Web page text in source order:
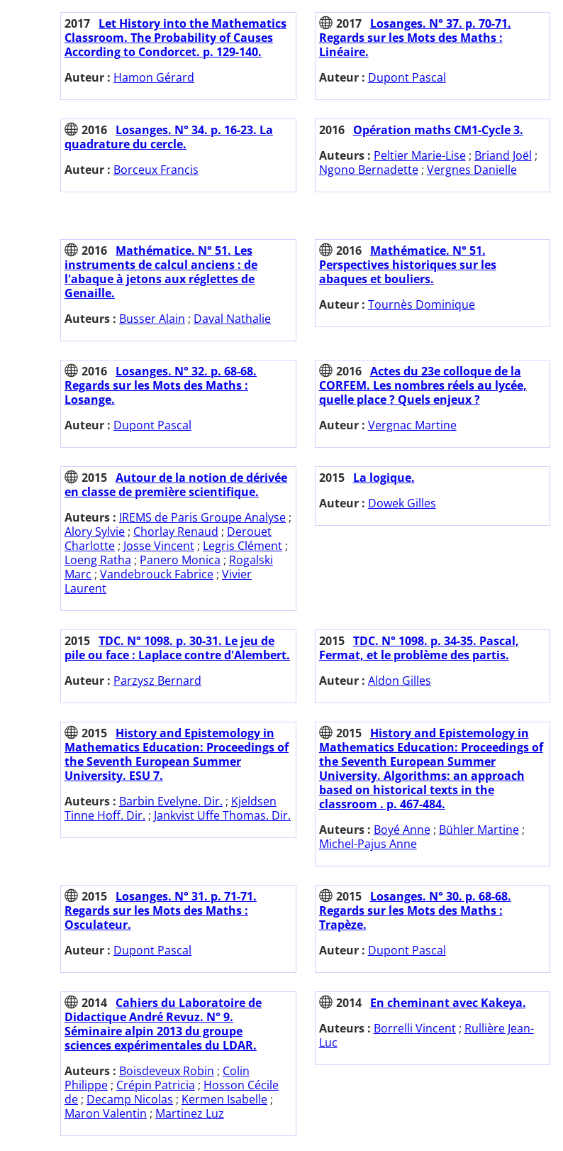
2017 Let History into the Mathematics
Classroom. The Probability of Causes
According to Condorcet. p. 129-140.
Auteur : Hamon Gérard
2017
Losanges. N° 37. p. 70-71.
Regards sur les Mots des Maths :
Linéaire.
Auteur : Dupont Pascal
2016 Losanges. N° 34. p. 16-23. La
quadrature du cercle.
Auteur : Borceux Francis
2016
Opération maths CM1-Cycle 3.
Auteurs : Peltier Marie-Lise; Briand Joël ;
Ngono Bernadette; Vergnes Danielle
2016 Mathématice. N° 51. Les
instruments de calcul anciens : de
l'abaque à jetons aux réglettes de
Genaille.
Auteurs : Busser Alain ; Daval Nathalie
2016
Mathématice. N° 51.
Perspectives historiques sur les
abaques et bouliers.
Auteur : Tournès Dominique
2016 Losanges. N° 32. p. 68-68.
Regards sur les Mots des Maths :
Losange.
Auteur : Dupont Pascal
2016 Actes du 23e colloque de la
CORFEM. Les nombres réels au lycée,
quelle place ? Quels enjeux ?
Auteur : Vergnac Martine
2015 Autour de la notion de dérivée
en classe de première scientifique.
Auteurs : IREMS de Paris Groupe Analyse ;
Alory Sylvie ; Chorlay Renaud ; Derouet
Charlotte ; Josse Vincent ; Legris Clément ;
Loeng Ratha ; Panero Monica ; Rogalski
Marc ; Vandebrouck Fabrice ; Vivier
Laurent
2015
La logique.
Auteur : Dowek Gilles
2015 TDC. N° 1098. p. 30-31. Le jeu de
pile ou face : Laplace contre d'Alembert.
Auteur : Parzysz Bernard
2015 TDC. N° 1098. p. 34-35. Pascal,
Fermat, et le problème des partis.
Auteur : Aldon Gilles
2015 History and Epistemology in
Mathematics Education: Proceedings of
the Seventh European Summer
University. ESU 7.
Auteurs : Barbin Evelyne. Dir. ; Kjeldsen
Tinne Hoff. Dir. ; Jankvist Uffe Thomas. Dir.
2015
History and Epistemology in
Mathematics Education: Proceedings of
the Seventh European Summer
University. Algorithms: an approach
based on historical texts in the
classroom . p. 467-484.
Auteurs : Boyé Anne; Bühler Martine;
Michel-Pajus Anne
2015 Losanges. N° 31. p. 71-71.
Regards sur les Mots des Maths :
Osculateur.
Auteur : Dupont Pascal
2015
Losanges. N° 30. p. 68-68.
Regards sur les Mots des Maths :
Trapèze.
Auteur : Dupont Pascal
2014 Cahiers du Laboratoire de
Didactique André Revuz. N° 9.
Séminaire alpin 2013 du groupe
sciences expérimentales du LDAR.
Auteurs : Boisdeveux Robin ; Colin
Philippe ; Crépin Patricia ; Hosson Cécile
de ; Decamp Nicolas ; Kermen Isabelle ;
Maron Valentin ; Martinez Luz
2014
En cheminant avec Kakeya.
Auteurs : Borrelli Vincent; Rullière Jean-
Luc